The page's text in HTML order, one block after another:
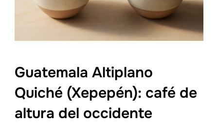
Guatemala Altiplano
Quiché (Xepepén): café de
altura del occidente